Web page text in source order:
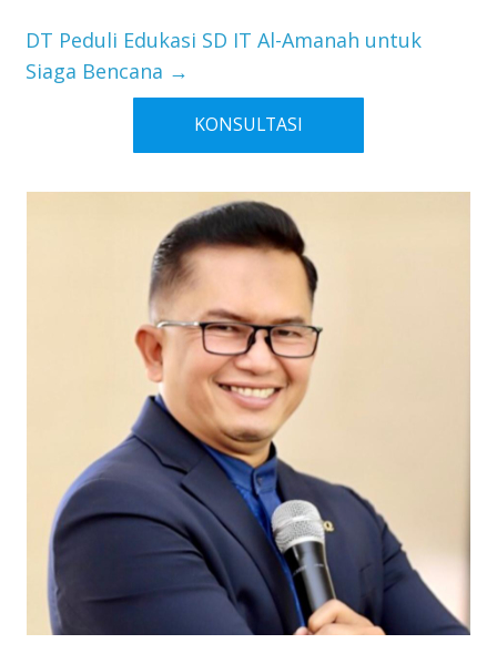
DT Peduli Edukasi SD IT Al-Amanah untuk
Siaga Bencana →
KONSULTASI